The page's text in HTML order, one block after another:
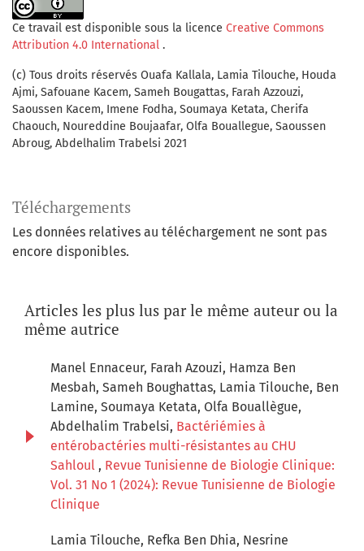
Ce travail est disponible sous la licence Creative Commons
Attribution 4.0 International .
(c) Tous droits réservés Ouafa Kallala, Lamia Tilouche, Houda
Ajmi, Safouane Kacem, Sameh Bougattas, Farah Azzouzi,
Saoussen Kacem, Imene Fodha, Soumaya Ketata, Cherifa
Chaouch, Noureddine Boujaafar, Olfa Bouallegue, Saoussen
Abroug, Abdelhalim Trabelsi 2021
Téléchargements
Les données relatives au téléchargement ne sont pas
encore disponibles.
Articles les plus lus par le même auteur ou la
même autrice
Manel Ennaceur, Farah Azouzi, Hamza Ben
Mesbah, Sameh Boughattas, Lamia Tilouche, Ben
Lamine, Soumaya Ketata, Olfa Bouallègue,
Abdelhalim Trabelsi, Bactériémies à
entérobactéries multi-résistantes au CHU
Sahloul , Revue Tunisienne de Biologie Clinique:
Vol. 31 No 1 (2024): Revue Tunisienne de Biologie
Clinique
Lamia Tilouche, Refka Ben Dhia, Nesrine